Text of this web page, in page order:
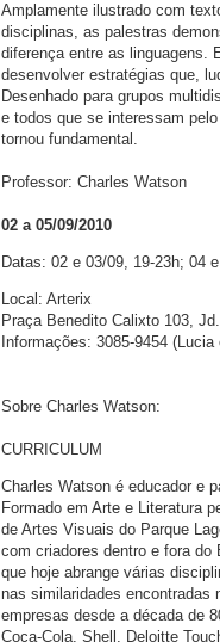
Amplamente ilustrado com
disciplinas, as palestras
diferença entre as linguagens.
desenvolver estratégias que,
Desenhado para grupos
e todos que se interessam
tornou fundamental.
Professor: Charles Watson
02 a 05/09/2010
Datas: 02 e 03/09, 19-23h; 04
Local: Arterix
Praça Benedito Calixto 103,
Informações: 3085-9454 (Lucia
Sobre Charles Watson:
CURRICULUM
Charles Watson é educador e
Formado em Arte e Literatura
de Artes Visuais do Parque
com criadores dentro e fora
que hoje abrange várias
nas similaridades encontradas
empresas desde a década de
Coca-Cola, Shell, Deloitte